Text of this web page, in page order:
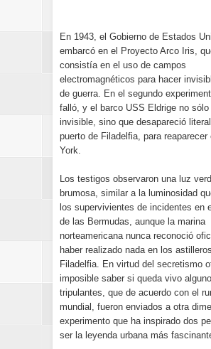
En 1943, el Gobierno de Estados
embarcó en el Proyecto Arco Iris,
consistía en el uso de campos
electromagnéticos para hacer
de guerra. En el segundo
falló, y el barco USS Eldrige no
invisible, sino que desapareció
puerto de Filadelfia, para reaparecer
York.
Los testigos observaron una luz
brumosa, similar a la luminosidad
los supervivientes de incidentes en
de las Bermudas, aunque la marina
norteamericana nunca reconoció
haber realizado nada en los
Filadelfia. En virtud del secretismo
imposible saber si queda vivo
tripulantes, que de acuerdo con el
mundial, fueron enviados a otra
experimento que ha inspirado dos
ser la leyenda urbana más